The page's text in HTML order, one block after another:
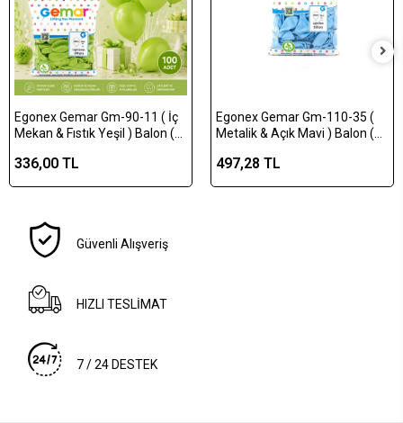
Egonex Gemar Gm-90-11 ( İç
Mekan & Fıstık Yeşil ) Balon (
336,00 TL
Egonex Gemar Gm-110-35 (
Metalik & Açık Mavi ) Balon (
497,28 TL
Güvenli Alışveriş
HIZLI TESLİMAT
7 / 24 DESTEK